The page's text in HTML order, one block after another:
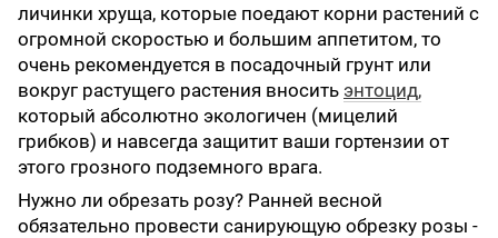
личинки хруща, которые поедают корни растений с
огромной скоростью и большим аппетитом, то
очень рекомендуется в посадочный грунт или
вокруг растущего растения вносить энтоцид,
который абсолютно экологичен (мицелий
грибков) и навсегда защитит ваши гортензии от
этого грозного подземного врага.
Нужно ли обрезать розу? Ранней весной
обязательно провести санирующую обрезку розы -